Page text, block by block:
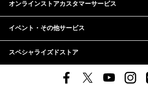
オンラインストアカスタマーサービス
イベント・その他サービス
スペシャライズドストア